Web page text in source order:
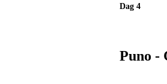
Dag 4
Puno -